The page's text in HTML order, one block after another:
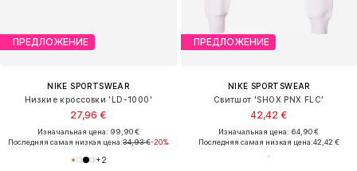
ПРЕДЛОЖЕНИЕ
NIKE SPORTSWEAR
Низкие кроссовки 'LD-1000'
27,96 €
Изначальная цена: 99,90 €
Последняя самая низкая цена:34,93 €-20%
+2
ПРЕДЛОЖЕНИЕ
NIKE SPORTSWEAR
Свитшот 'SHOX PNX FLC'
42,42 €
Изначальная цена: 64,90 €
Последняя самая низкая цена:42,42 €